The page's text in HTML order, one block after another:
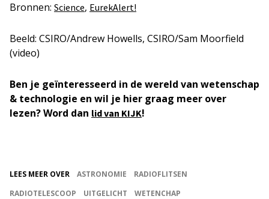
Bronnen: Science, EurekAlert!
Beeld: CSIRO/Andrew Howells, CSIRO/Sam Moorfield
(video)
Ben je geïnteresseerd in de wereld van wetenschap
& technologie en wil je hier graag meer over
lezen? Word dan lid van KIJK!
LEES MEER OVER ASTRONOMIE
RADIOFLITSEN
RADIOTELESCOOP
UITGELICHT WETENCHAP